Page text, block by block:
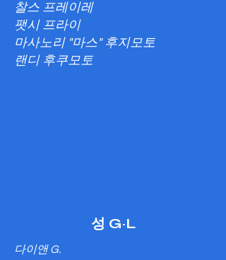
찰스 프레이레
팻시 프라이
마사노리 "마스" 후지모토
랜디 후쿠모토
성 G~L
다이앤 G.